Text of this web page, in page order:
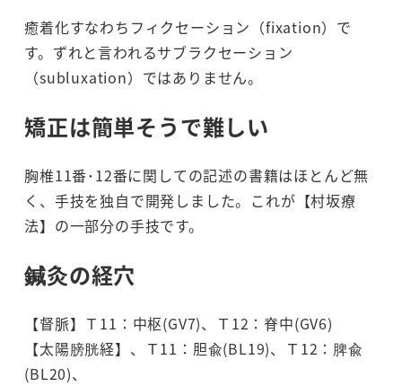
癒着化すなわちフィクセーション（fixation）で
す。ずれと言われるサブラクセーション
（subluxation）ではありません。
矯正は簡単そうで難しい
胸椎11番･12番に関しての記述の書籍はほとんど無
く、手技を独自で開発しました。これが【村坂療
法】の一部分の手技です。
鍼灸の経穴
【督脈】Ｔ11：中枢(GV7)、Ｔ12：脊中(GV6)
【太陽膀胱経】、Ｔ11：胆兪(BL19)、Ｔ12：脾兪
(BL20)、